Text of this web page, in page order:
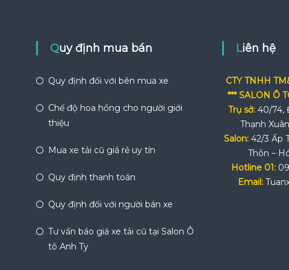
Quy định mua bán
Quy định đối với bên mua xe
Chế độ hoa hồng cho người giới
thiệu
Mua xe tải cũ giá rẻ uy tín
Quy định thanh toán
Quy định đối với người bán xe
Tư vấn báo giá xe tải cũ tại Salon Ô
tô Anh Ty
Liên hệ
CTY TNHH
*** SALON Ô
Trụ sở: 40/74,
Thạnh
Salon: 42/3 Ấp
Thôn –
Hotline 01:
Email: